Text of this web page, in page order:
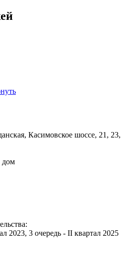
Касимовское шоссе, 21, 23,
дом
2023, 3 очередь - II квартал 2025